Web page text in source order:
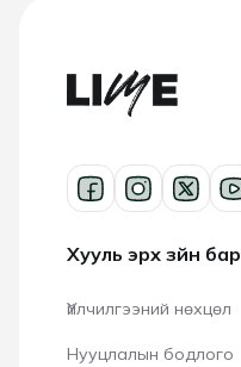
Хууль эрх зүйн
Үйлчилгээний нөхцөл
Нууцлалын бодлого